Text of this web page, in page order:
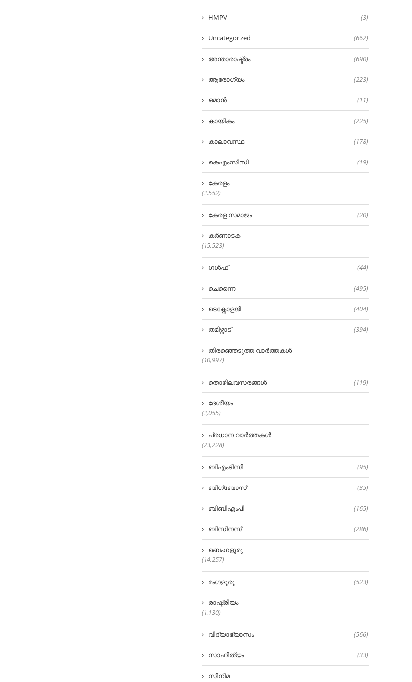
HMPV (3)
Uncategorized (662)
അന്താരാഷ്ട്രം (690)
ആരോഗ്യം (223)
ഒമാൻ (11)
കായികം (225)
കാലാവസ്ഥ (178)
കെഎംസിസി (19)
കേരളം
(3,552)
കേരള സമാജം (20)
കർണാടക
(15,523)
ഗൾഫ് (44)
ചെന്നൈ (495)
ടെക്നോളജി (404)
തമിഴ്നാട് (394)
തിരഞ്ഞെടുത്ത വാർത്തകൾ
(10,997)
തൊഴിലവസരങ്ങൾ (119)
ദേശീയം
(3,055)
പ്രധാന വാർത്തകൾ
(23,228)
ബിഎംടിസി (95)
ബിഗ്‌ബോസ് (35)
ബിബിഎംപി (165)
ബിസിനസ് (286)
ബെംഗളൂരു
(14,257)
മംഗളുരു (523)
രാഷ്ട്രീയം
(1,130)
വിദ്യാഭ്യാസം (566)
സാഹിത്യം (33)
സിനിമ